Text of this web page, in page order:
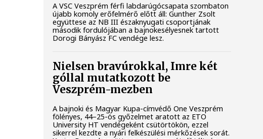
A VSC Veszprém férfi labdarúgócsapata szombaton
újabb komoly erőfelmérő előtt áll: Gunther Zsolt
együttese az NB III északnyugati csoportjának
második fordulójában a bajnokesélyesnek tartott
Dorogi Bányász FC vendége lesz.
Nielsen bravúrokkal, Imre két
góllal mutatkozott be
Veszprém-mezben
A bajnoki és Magyar Kupa-címvédő One Veszprém
fölényes, 44–25-ös győzelmet aratott az ETO
University HT vendégeként csütörtökön, ezzel
sikerrel kezdte a nyári felkészülési mérkőzések sorát.